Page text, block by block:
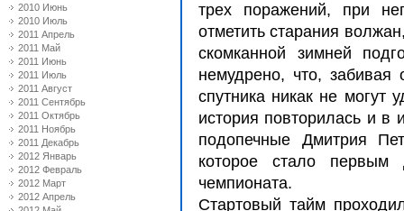
2010 Июнь
2010 Июль
2011 Апрель
2011 Май
2011 Июнь
2011 Июль
2011 Август
2011 Сентябрь
2011 Октябрь
2011 Ноябрь
2011 Декабрь
2012 Январь
2012 Февраль
2012 Март
2012 Апрель
трех поражений, при
отметить старания
скомканной зимней
немудрено, что,
спутника никак не могут
история повторилась и
подопечные Дмитрия
которое стало
чемпионата.
Стартовый тайм